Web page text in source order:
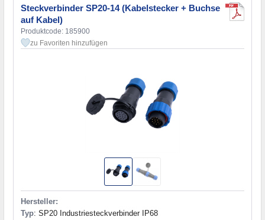
Steckverbinder SP20-14 (Kabelstecker + Buchse
auf Kabel)
Produktcode: 185900
zu Favoriten hinzufügen
Hersteller:
Typ: SP20 Industriesteckverbinder IP68